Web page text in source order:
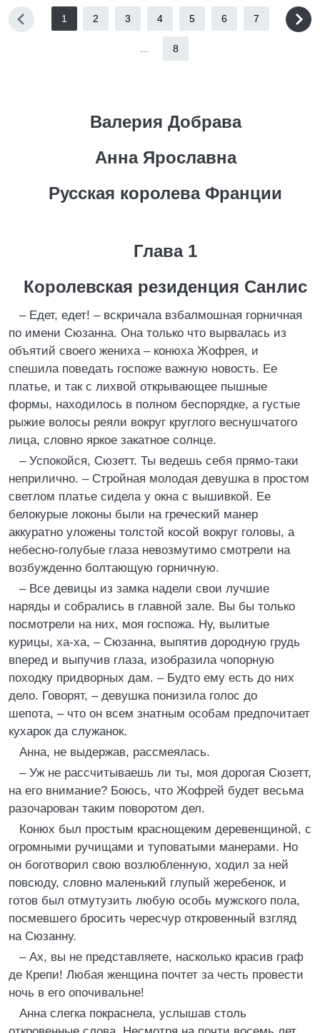
1 2 3 4 5 6 7
8
Валерия Добрава
Анна Ярославна
Русская королева Франции
Глава 1
Королевская резиденция Санлис
– Едет, едет! – вскричала взбалмошная горничная
по имени Сюзанна. Она только что вырвалась из
объятий своего жениха – конюха Жофрея, и
спешила поведать госпоже важную новость. Ее
платье, и так с лихвой открывающее пышные
формы, находилось в полном беспорядке, а густые
рыжие волосы реяли вокруг круглого веснушчатого
лица, словно яркое закатное солнце.
– Успокойся, Сюзетт. Ты ведешь себя прямо-таки
неприлично. – Стройная молодая девушка в простом
светлом платье сидела у окна с вышивкой. Ее
белокурые локоны были на греческий манер
аккуратно уложены толстой косой вокруг головы, а
небесно-голубые глаза невозмутимо смотрели на
возбужденно болтающую горничную.
– Все девицы из замка надели свои лучшие
наряды и собрались в главной зале. Вы бы только
посмотрели на них, моя госпожа. Ну, вылитые
курицы, ха-ха, – Сюзанна, выпятив дородную грудь
вперед и выпучив глаза, изобразила чопорную
походку придворных дам. – Будто ему есть до них
дело. Говорят, – девушка понизила голос до
шепота, – что он всем знатным особам предпочитает
кухарок да служанок.
Анна, не выдержав, рассмеялась.
– Уж не рассчитываешь ли ты, моя дорогая Сюзетт,
на его внимание? Боюсь, что Жофрей будет весьма
разочарован таким поворотом дел.
Конюх был простым краснощеким деревенщиной, с
огромными ручищами и туповатыми манерами. Но
он боготворил свою возлюбленную, ходил за ней
повсюду, словно маленький глупый жеребенок, и
готов был отмутузить любую особь мужского пола,
посмевшего бросить чересчур откровенный взгляд
на Сюзанну.
– Ах, вы не представляете, насколько красив граф
де Крепи! Любая женщина почтет за честь провести
ночь в его опочивальне!
Анна слегка покраснела, услышав столь